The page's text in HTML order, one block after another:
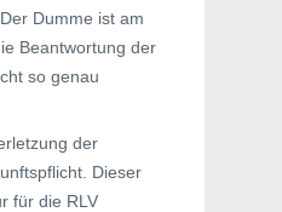
Dumme ist am
Beantwortung der
so genau
der
Dieser
für die RLV